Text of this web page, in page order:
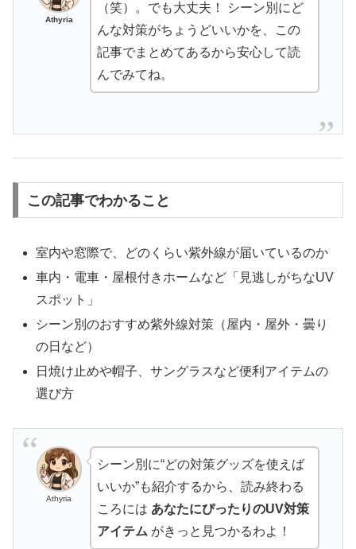
Athyria
（笑）。でも大丈夫！ シーン別にど
んな対策がちょうどいいかを、この
記事でまとめてあるから安心して読
んでみてね。
この記事でわかること
室内や窓際で、どのくらい紫外線が届いているのか
車内・電車・屋根付きホームなど「見逃しがちなUV
スポット」
シーン別のおすすめ紫外線対策（屋内・屋外・曇り
の日など）
日焼け止めや帽子、サングラスなど便利アイテムの
選び方
Athyria
シーン別に“どの対策グッズを使えば
いいか”も紹介するから、読み終わる
ころには あなたにぴったりのUV対策
アイテム がきっと見つかるわよ！